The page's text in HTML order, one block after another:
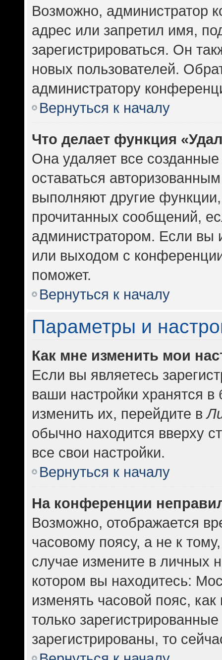
Возможно, администратор
адрес или запретил имя,
зарегистрироваться. Он
новых пользователей.
администратору
Вернуться к началу
Что делает функция
Она удаляет все
оставаться
выполняют другие
прочитанных сообщений,
администратором. Если вы
или выходом с
поможет.
Вернуться к началу
Параметры и
Как мне изменить мои
Если вы являетесь
ваши настройки хранятся
изменить их, перейдите в
обычно находится вверху
все свои настройки.
Вернуться к началу
На конференции
Возможно, отображается
часовому поясу, а не к
случае измените в личных
котором вы находитесь:
изменять часовой пояс,
только
зарегистрированы, то